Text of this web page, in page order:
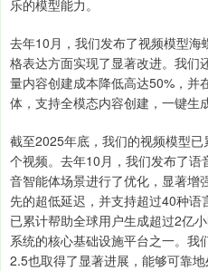
乐的模型能力。
去年10月，我们发布了视频模型
格表达方面实现了显著改进。我们
量内容创建成本降低高达50%，并
体，支持全模态内容创建，一键生
截至2025年底，我们的视频模型
个视频。去年10月，我们发布了
音智能体场景进行了优化，显著增
先的超低延迟，并支持超过40种
已累计帮助全球用户生成超过2亿
系统的核心基础设施平台之一。我
2.5也取得了显著进展，能够可靠